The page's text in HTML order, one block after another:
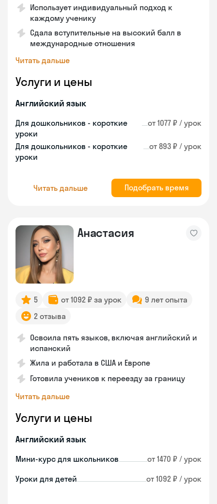
Использует индивидуальный подход к
каждому ученику
Сдала вступительные на высокий балл в
международные отношения
Читать дальше
Услуги и цены
Английский язык
Для дошкольников - короткие
уроки
от 1077 ₽ / урок
Для дошкольников - короткие
уроки
от 893 ₽ / урок
Читать дальше Подобрать время
Анастасия
5 от 1092 ₽ за урок
9 лет опыта
2 отзыва
Освоила пять языков, включая английский и
испанский
Жила и работала в США и Европе
Готовила учеников к переезду за границу
Читать дальше
Услуги и цены
Английский язык
Мини-курс для школьников от 1470 ₽ / урок
Уроки для детей от 1092 ₽ / урок